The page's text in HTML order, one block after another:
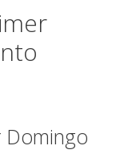
Domingo